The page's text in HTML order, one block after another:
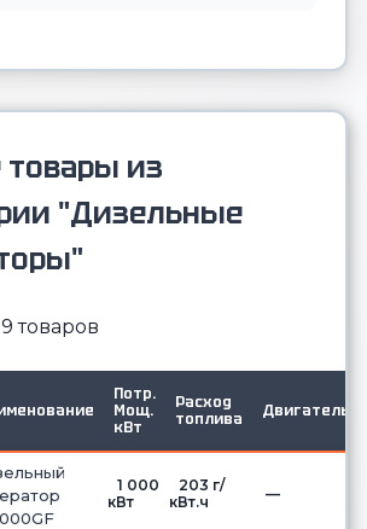
товары из
"Дизельные
товаров
Потр.
Мощ.
кВт
Расход
топлива
Двигатель
1 000
кВт
203 г/
кВт.ч
—